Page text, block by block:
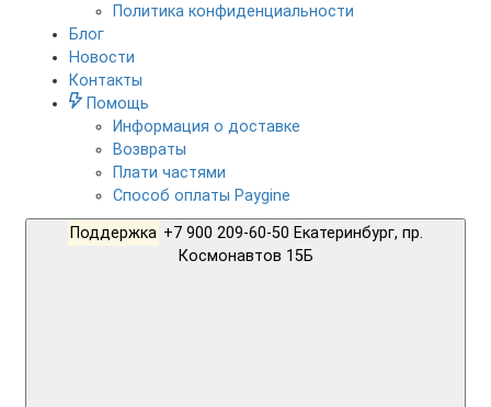
Политика конфиденциальности
Блог
Новости
Контакты
Помощь
Информация о доставке
Возвраты
Плати частями
Способ оплаты Paygine
Поддержка +7 900 209-60-50 Екатеринбург, пр.